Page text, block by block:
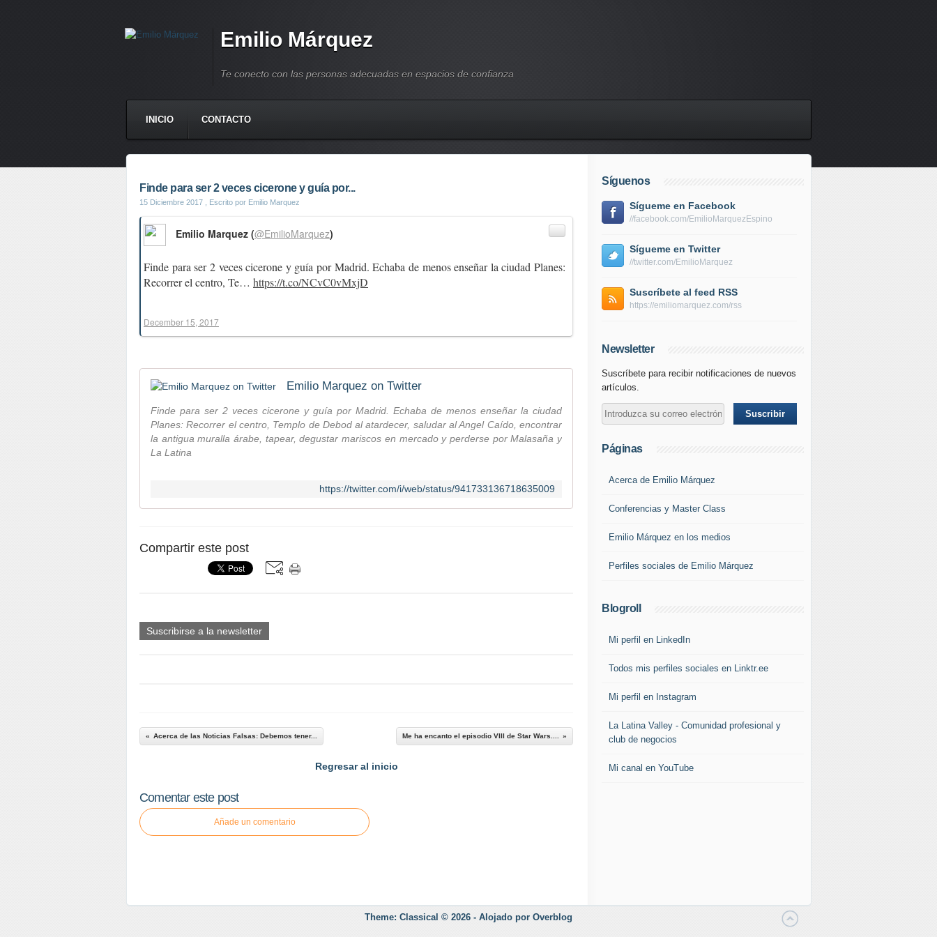
Emilio Márquez
Te conecto con las personas adecuadas en espacios de confianza
INICIO CONTACTO
Finde para ser 2 veces cicerone y guía por...
15 Diciembre 2017 , Escrito por Emilio Marquez
Finde para ser 2 veces cicerone y guía por Madrid. Echaba de menos enseñar la ciudad Planes:
Recorrer el centro, Te… https://t.co/NCvC0vMxjD
Emilio Marquez (@EmilioMarquez)
December 15, 2017
Emilio Marquez on Twitter
Finde para ser 2 veces cicerone y guía por Madrid. Echaba de menos enseñar la ciudad
Planes: Recorrer el centro, Templo de Debod al atardecer, saludar al Angel Caído, encontrar
la antigua muralla árabe, tapear, degustar mariscos en mercado y perderse por Malasaña y
La Latina
https://twitter.com/i/web/status/941733136718635009
Compartir este post
Suscribirse a la newsletter
Acerca de las Noticias Falsas: Debemos tener... Me ha encanto el episodio VIII de Star Wars....
Regresar al inicio
Comentar este post
Añade un comentario
Síguenos
Sígueme en Facebook
//facebook.com/EmilioMarquezEspino
Sígueme en Twitter
//twitter.com/EmilioMarquez
Suscríbete al feed RSS
https://emiliomarquez.com/rss
Newsletter
Suscríbete para recibir notificaciones de nuevos
artículos.
Páginas
Acerca de Emilio Márquez
Conferencias y Master Class
Emilio Márquez en los medios
Perfiles sociales de Emilio Márquez
Blogroll
Mi perfil en LinkedIn
Todos mis perfiles sociales en Linktr.ee
Mi perfil en Instagram
La Latina Valley - Comunidad profesional y
club de negocios
Mi canal en YouTube
Theme: Classical © 2026 - Alojado por Overblog